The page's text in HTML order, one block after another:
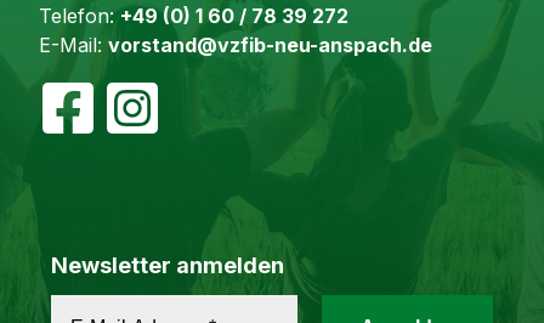
Telefon: +49 (0) 1 60 / 78 39 272
E-Mail: vorstand@vzfib-neu-anspach.de
Newsletter anmelden